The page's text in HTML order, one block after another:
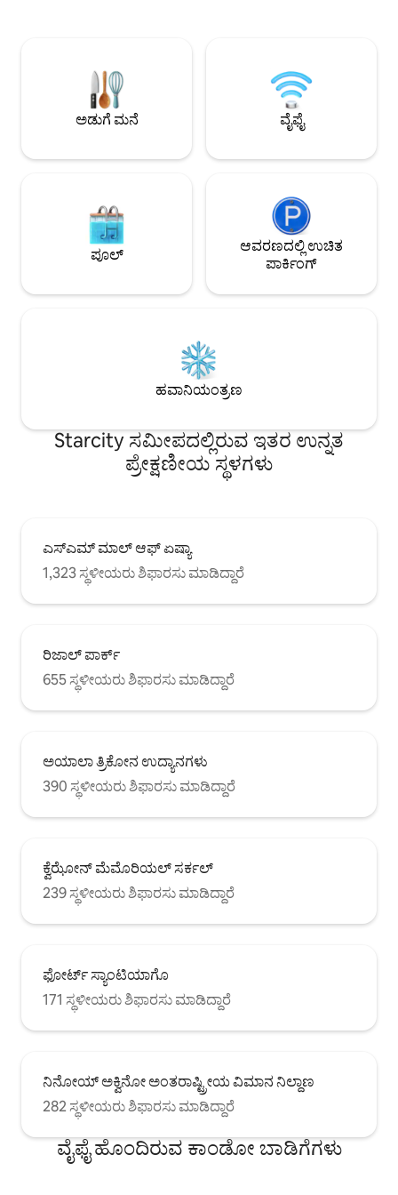
ಹೊಂದಿದೆ. MOA, CCP, ICC, ಸ್ಟಾರ್ ಸಿಟಿ ಮತ್ತು
ಇನ್ನೂ ಅನೇಕ ಹತ್ತಿರ. ನೀವು ಖಂಡಿತವಾಗಿಯೂ
ಮನೆಯಿಂದ ದೂರದಲ್ಲಿರುವಾಗಲೂ
ಮನೆಯಲ್ಲಿರುತ್ತೀರಿ.
ನಿಮಿಷಗಳು ಸಂಜೆ
ನಡೆಯುತ್ತದೆಯೇ?
ಅಡುಗೆ ಮನೆ ವೈಫೈ
ಪೂಲ್
ಆವರಣದಲ್ಲಿ ಉಚಿತ
ಪಾರ್ಕಿಂಗ್
ಹವಾನಿಯಂತ್ರಣ
Starcity ಸಮೀಪದಲ್ಲಿರುವ ಇತರ ಉನ್ನತ
ಪ್ರೇಕ್ಷಣೀಯ ಸ್ಥಳಗಳು
ಎಸ್‌ಎಮ್ ಮಾಲ್ ಆಫ್ ಏಷ್ಯಾ
1,323 ಸ್ಥಳೀಯರು ಶಿಫಾರಸು ಮಾಡಿದ್ದಾರೆ
ರಿಜಾಲ್ ಪಾರ್ಕ್
655 ಸ್ಥಳೀಯರು ಶಿಫಾರಸು ಮಾಡಿದ್ದಾರೆ
ಅಯಾಲಾ ತ್ರಿಕೋನ ಉದ್ಯಾನಗಳು
390 ಸ್ಥಳೀಯರು ಶಿಫಾರಸು ಮಾಡಿದ್ದಾರೆ
ಕ್ವೆಝೋನ್ ಮೆಮೊರಿಯಲ್ ಸರ್ಕಲ್
239 ಸ್ಥಳೀಯರು ಶಿಫಾರಸು ಮಾಡಿದ್ದಾರೆ
ಫೋರ್ಟ್ ಸ್ಯಾಂಟಿಯಾಗೊ
171 ಸ್ಥಳೀಯರು ಶಿಫಾರಸು ಮಾಡಿದ್ದಾರೆ
ನಿನೋಯ್ ಅಕ್ವಿನೋ ಅಂತರಾಷ್ಟ್ರೀಯ ವಿಮಾನ ನಿಲ್ದಾಣ
282 ಸ್ಥಳೀಯರು ಶಿಫಾರಸು ಮಾಡಿದ್ದಾರೆ
ವೈಫೈ ಹೊಂದಿರುವ ಕಾಂಡೋ ಬಾಡಿಗೆಗಳು